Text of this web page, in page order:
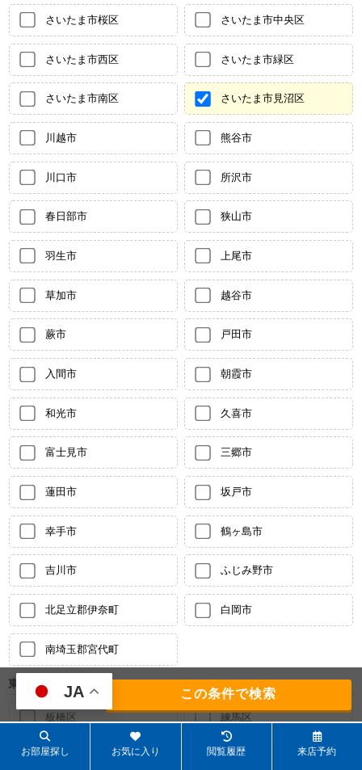
さいたま市桜区 さいたま市中央区
さいたま市西区 さいたま市緑区
さいたま市南区 さいたま市見沼区
川越市 熊谷市
川口市 所沢市
春日部市 狭山市
羽生市 上尾市
草加市 越谷市
蕨市 戸田市
入間市 朝霞市
和光市 久喜市
富士見市 三郷市
蓮田市 坂戸市
幸手市 鶴ヶ島市
吉川市 ふじみ野市
北足立郡伊奈町 白岡市
南埼玉郡宮代町
東京都
板橋区 練馬区
群馬県
166 件
お部屋探し お気に入り 閲覧履歴 来店予約
JA